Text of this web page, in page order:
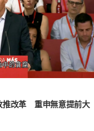
推改革 重申無意提前大